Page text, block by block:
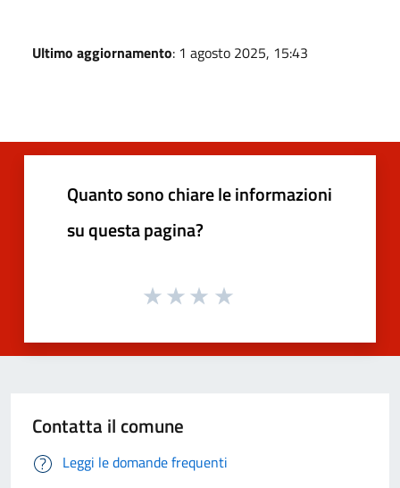
Ultimo aggiornamento: 1 agosto 2025, 15:43
Quanto sono chiare le informazioni
su questa pagina?
Contatta il comune
Leggi le domande frequenti